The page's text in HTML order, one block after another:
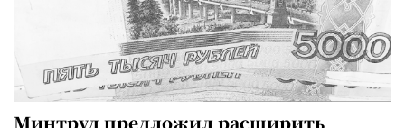
Минтруд предложил расширить